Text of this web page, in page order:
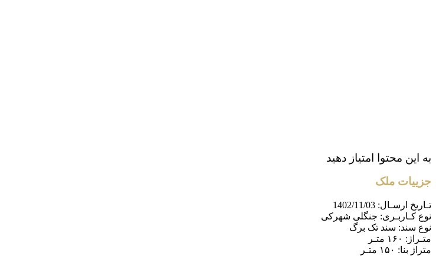
به این محتوا امتیاز دهید
جزییات ملک
تـاریخ ارسـال: 1402/11/03
نوع کـاربـری: جنگلی شهرکی
نوع سند: سند تک برگ
متـراژ: ۱۶۰ متـر
متراژ بنا: ۱۵۰ متـر